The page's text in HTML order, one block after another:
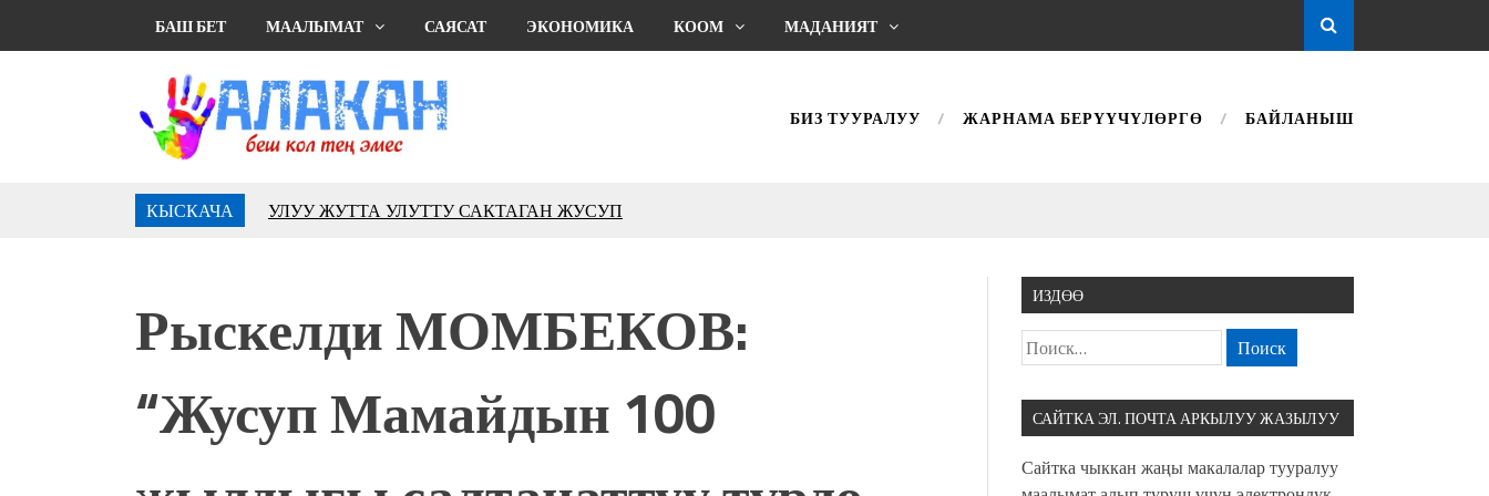
БАШ БЕТ МААЛЫМАТ САЯСАТ ЭКОНОМИКА КООМ МАДАНИЯТ
БИЗ ТУУРАЛУУ ЖАРНАМА БЕРҮҮЧҮЛӨРГӨ БАЙЛАНЫШ
КЫСКАЧА
УЛУУ ЖУТТА УЛУТТУ САКТАГАН ЖУСУП
Аида САЛЯНОВА: "Кыргыз шахмат союзунун
президенти болуп шайланышым сыймык жана чоң
Садыр ЖАПАРОВ: “Айтматовдой адабият алпы чыгыш
үчүн, улуу көч уланышы үчүн журнал сөзсүз керек!”
“Китепкана түнγ-2026”: Психолог Мээрим Мураталиева
Рыскелди МОМБЕКОВ:
“Жусуп Мамайдын 100
ИЗДӨӨ
САЙТКА ЭЛ. ПОЧТА АРКЫЛУУ ЖАЗЫЛУУ
Сайтка чыккан жаңы макалалар тууралуу